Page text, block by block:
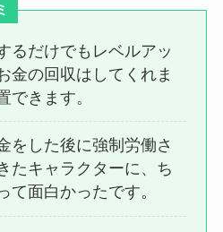
るだけでもレベルアッ
金の回収はしてくれま
できます。
をした後に強制労働さ
たキャラクターに、ち
て面白かったです。